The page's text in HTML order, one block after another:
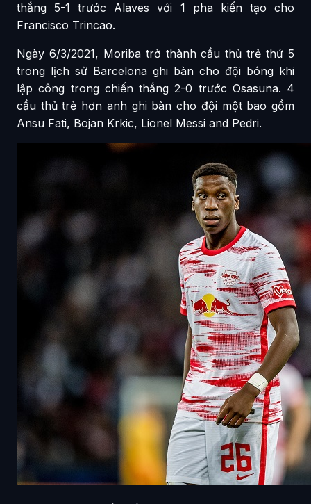
thắng 5-1 trước Alaves với 1 pha kiến tạo cho
Francisco Trincao.
Ngày 6/3/2021, Moriba trở thành cầu thủ trẻ thứ 5
trong lịch sử Barcelona ghi bàn cho đội bóng khi
lập công trong chiến thắng 2-0 trước Osasuna. 4
cầu thủ trẻ hơn anh ghi bàn cho đội một bao gồm
Ansu Fati, Bojan Krkic, Lionel Messi and Pedri.